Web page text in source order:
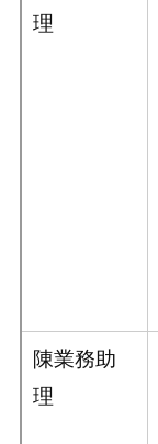
理
陳業務助
理